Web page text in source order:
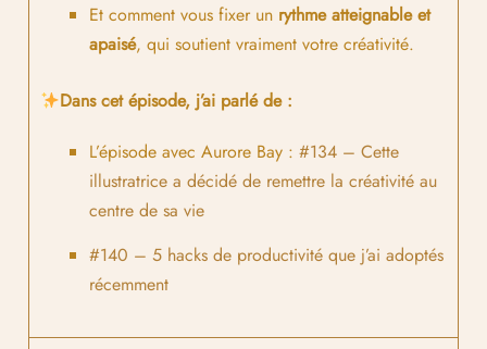
Et comment vous fixer un rythme atteignable et
apaisé, qui soutient vraiment votre créativité.
Dans cet épisode, j’ai parlé de :
L’épisode avec Aurore Bay : #134 – Cette
illustratrice a décidé de remettre la créativité au
centre de sa vie
#140 – 5 hacks de productivité que j’ai adoptés
récemment